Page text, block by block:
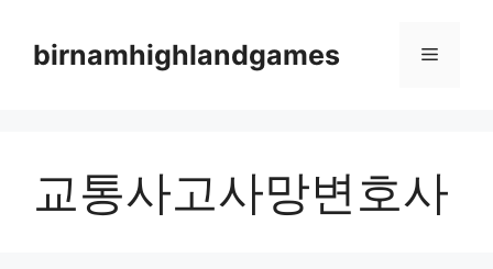
contentbirnamhighlandgames Menu
교통사고사망변호사